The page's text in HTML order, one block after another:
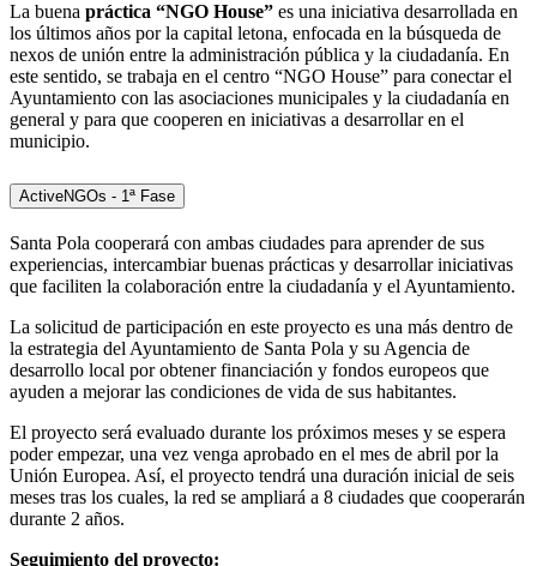
La buena práctica “NGO House” es una iniciativa desarrollada en
los últimos años por la capital letona, enfocada en la búsqueda de
nexos de unión entre la administración pública y la ciudadanía. En
este sentido, se trabaja en el centro “NGO House” para conectar el
Ayuntamiento con las asociaciones municipales y la ciudadanía en
general y para que cooperen en iniciativas a desarrollar en el
municipio.
ActiveNGOs - 1ª Fase
Santa Pola cooperará con ambas ciudades para aprender de sus
experiencias, intercambiar buenas prácticas y desarrollar iniciativas
que faciliten la colaboración entre la ciudadanía y el Ayuntamiento.
La solicitud de participación en este proyecto es una más dentro de
la estrategia del Ayuntamiento de Santa Pola y su Agencia de
desarrollo local por obtener financiación y fondos europeos que
ayuden a mejorar las condiciones de vida de sus habitantes.
El proyecto será evaluado durante los próximos meses y se espera
poder empezar, una vez venga aprobado en el mes de abril por la
Unión Europea. Así, el proyecto tendrá una duración inicial de seis
meses tras los cuales, la red se ampliará a 8 ciudades que cooperarán
durante 2 años.
Seguimiento del proyecto: